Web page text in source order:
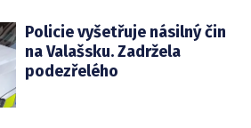
Policie vyšetřuje násilný čin
na Valašsku. Zadržela
podezřelého